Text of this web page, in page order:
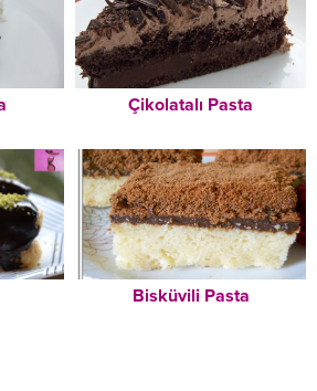
Çikolatalı Pasta
Bisküvili Pasta